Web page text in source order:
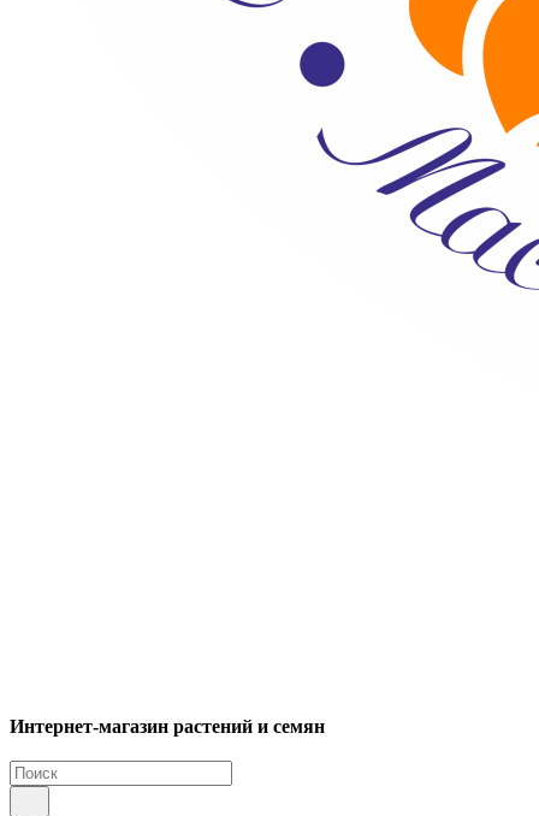
Интернет-магазин растений и семян